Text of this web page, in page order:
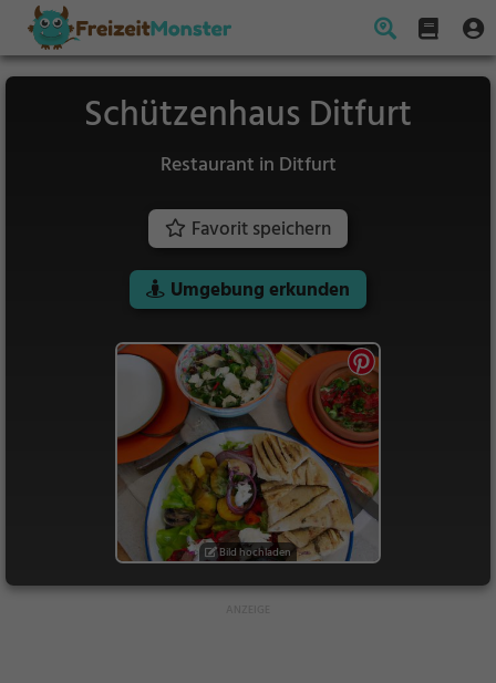
Schützenhaus Ditfurt
Restaurant in Ditfurt
Favorit speichern
Umgebung erkunden
Bild hochladen